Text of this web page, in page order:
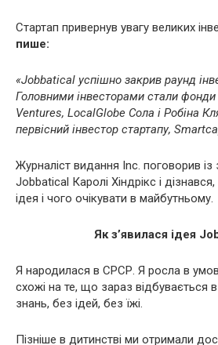
Стартап привернув увагу великих
пише:
«Jobbatical успішно закрив раунд
Головними інвесторами стали
Ventures, LocalGlobe Сола і Робіна
первісний інвестор стартапу,
Журналіст видання Inc. поговорив
Jobbatical Каролі Хіндрікс і
ідея і чого очікувати в майбутньому.
Як з’явилася ідея
Я народилася в СРСР. Я росла в
схожі на те, що зараз відбувається в
знань, без ідей, без їжі.
Пізніше в дитинстві ми отримали